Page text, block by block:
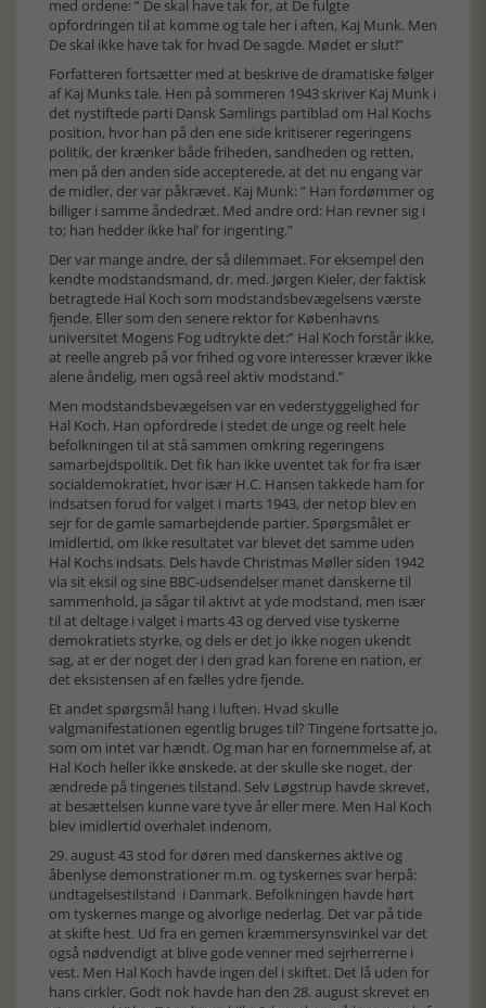
med ordene: ” De skal have tak for, at De fulgte
opfordringen til at komme og tale her i aften, Kaj Munk. Men
De skal ikke have tak for hvad De sagde. Mødet er slut!”
Forfatteren fortsætter med at beskrive de dramatiske følger
af Kaj Munks tale. Hen på sommeren 1943 skriver Kaj Munk i
det nystiftede parti Dansk Samlings partiblad om Hal Kochs
position, hvor han på den ene side kritiserer regeringens
politik, der krænker både friheden, sandheden og retten,
men på den anden side accepterede, at det nu engang var
de midler, der var påkrævet. Kaj Munk: ” Han fordømmer og
billiger i samme åndedræt. Med andre ord: Han revner sig i
to; han hedder ikke hal’ for ingenting.”
Der var mange andre, der så dilemmaet. For eksempel den
kendte modstandsmand, dr. med. Jørgen Kieler, der faktisk
betragtede Hal Koch som modstandsbevægelsens værste
fjende. Eller som den senere rektor for Københavns
universitet Mogens Fog udtrykte det:” Hal Koch forstår ikke,
at reelle angreb på vor frihed og vore interesser kræver ikke
alene åndelig, men også reel aktiv modstand.”
Men modstandsbevægelsen var en vederstyggelighed for
Hal Koch. Han opfordrede i stedet de unge og reelt hele
befolkningen til at stå sammen omkring regeringens
samarbejdspolitik. Det fik han ikke uventet tak for fra især
socialdemokratiet, hvor især H.C. Hansen takkede ham for
indsatsen forud for valget i marts 1943, der netop blev en
sejr for de gamle samarbejdende partier. Spørgsmålet er
imidlertid, om ikke resultatet var blevet det samme uden
Hal Kochs indsats. Dels havde Christmas Møller siden 1942
via sit eksil og sine BBC-udsendelser manet danskerne til
sammenhold, ja sågar til aktivt at yde modstand, men især
til at deltage i valget i marts 43 og derved vise tyskerne
demokratiets styrke, og dels er det jo ikke nogen ukendt
sag, at er der noget der i den grad kan forene en nation, er
det eksistensen af en fælles ydre fjende.
Et andet spørgsmål hang i luften. Hvad skulle
valgmanifestationen egentlig bruges til? Tingene fortsatte jo,
som om intet var hændt. Og man har en fornemmelse af, at
Hal Koch heller ikke ønskede, at der skulle ske noget, der
ændrede på tingenes tilstand. Selv Løgstrup havde skrevet,
at besættelsen kunne vare tyve år eller mere. Men Hal Koch
blev imidlertid overhalet indenom.
29. august 43 stod for døren med danskernes aktive og
åbenlyse demonstrationer m.m. og tyskernes svar herpå:
undtagelsestilstand i Danmark. Befolkningen havde hørt
om tyskernes mange og alvorlige nederlag. Det var på tide
at skifte hest. Ud fra en gemen kræmmersynsvinkel var det
også nødvendigt at blive gode venner med sejrherrerne i
vest. Men Hal Koch havde ingen del i skiftet. Det lå uden for
hans cirkler. Godt nok havde han den 28. august skrevet en